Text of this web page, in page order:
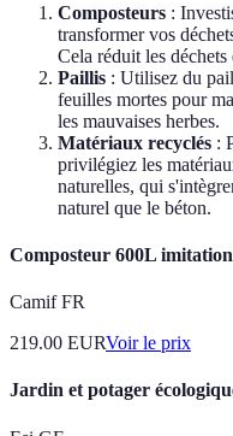
Composteurs :
transformer vos
Cela réduit les
Paillis : Utilisez du
feuilles mortes pour
les mauvaises herbes.
Matériaux recyclés :
privilégiez les
naturelles, qui
naturel que le béton.
Composteur 600L
Camif FR
219.00 EURVoir le prix
Jardin et potager